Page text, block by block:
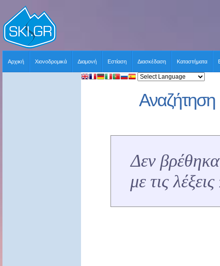
Αρχική Χιονοδρομικά Διαμονή Εστίαση Διασκέδαση Καταστήματα
Αναζήτηση
Δεν
με τις